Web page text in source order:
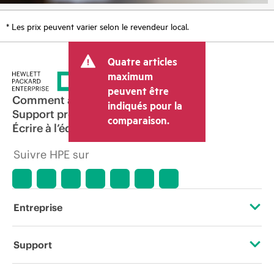
* Les prix peuvent varier selon le revendeur local.
Quatre articles
maximum
peuvent être
indiqués pour la
comparaison.
Comment acheter
Support produit
Écrire à l’équipe commerciale
Suivre HPE sur
Entreprise
À propos de HPE
Support